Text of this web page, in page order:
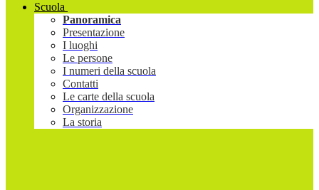
Scuola
Panoramica
Presentazione
I luoghi
Le persone
I numeri della scuola
Contatti
Le carte della scuola
Organizzazione
La storia